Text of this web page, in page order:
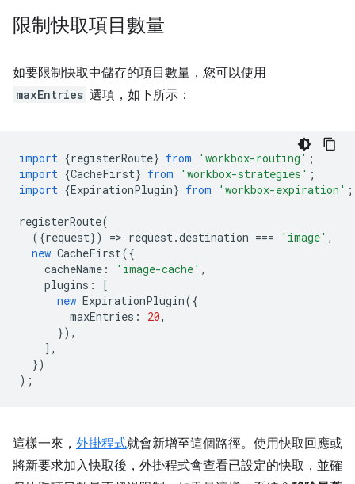
限制快取項目數量
如要限制快取中儲存的項目數量，您可以使用
maxEntries 選項，如下所示：
import {registerRoute} from 'workbox-routing' ;
import {CacheFirst} from 'workbox-strategies' ;
import {ExpirationPlugin} from 'workbox-expiration' ;
registerRoute(
({request}) => request.destination === 'image' ,
new CacheFirst({
cacheName : 'image-cache' ,
plugins :
[
new ExpirationPlugin({
maxEntries : 20,
}),
],
})
);
這樣一來， 外掛程式就會新增至這個路徑。使用快取回應或
將新要求加入快取後，外掛程式會查看已設定的快取，並確